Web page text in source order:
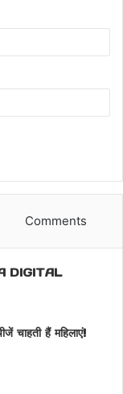
Comments
DIGITAL
चाहती हैं महिलाएं!